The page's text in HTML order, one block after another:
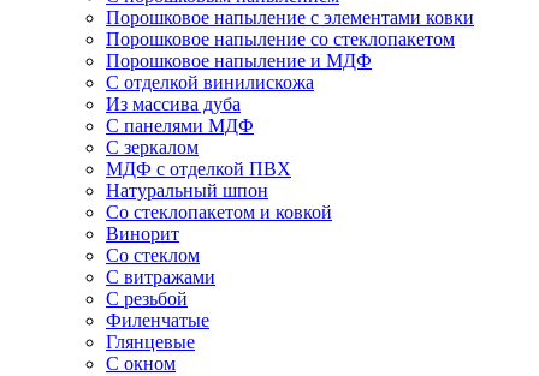
Порошковое напыление с элементами ковки
Порошковое напыление со стеклопакетом
Порошковое напыление и МДФ
С отделкой винилискожа
Из массива дуба
С панелями МДФ
С зеркалом
МДФ с отделкой ПВХ
Натуральный шпон
Со стеклопакетом и ковкой
Винорит
Со стеклом
С витражами
С резьбой
Филенчатые
Глянцевые
С окном